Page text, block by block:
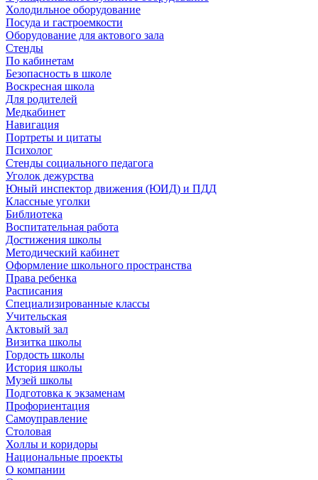
Холодильное оборудование
Посуда и гастроемкости
Оборудование для актового зала
Стенды
По кабинетам
Безопасность в школе
Воскресная школа
Для родителей
Медкабинет
Навигация
Портреты и цитаты
Психолог
Стенды социального педагога
Уголок дежурства
Юный инспектор движения (ЮИД) и ПДД
Классные уголки
Библиотека
Воспитательная работа
Достижения школы
Методический кабинет
Оформление школьного пространства
Права ребенка
Расписания
Специализированные классы
Учительская
Актовый зал
Визитка школы
Гордость школы
История школы
Музей школы
Подготовка к экзаменам
Профориентация
Самоуправление
Столовая
Холлы и коридоры
Национальные проекты
О компании